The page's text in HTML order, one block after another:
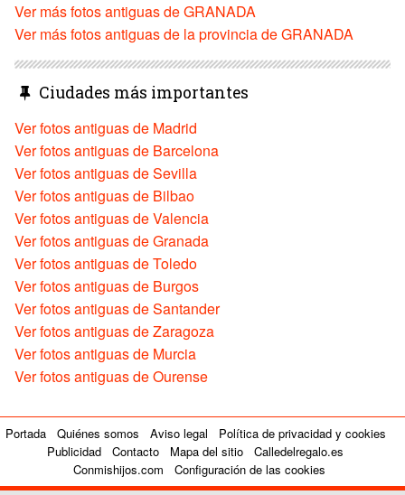
Ver más fotos antiguas de GRANADA
Ver más fotos antiguas de la provincia de GRANADA
Ciudades más importantes
Ver fotos antiguas de Madrid
Ver fotos antiguas de Barcelona
Ver fotos antiguas de Sevilla
Ver fotos antiguas de Bilbao
Ver fotos antiguas de Valencia
Ver fotos antiguas de Granada
Ver fotos antiguas de Toledo
Ver fotos antiguas de Burgos
Ver fotos antiguas de Santander
Ver fotos antiguas de Zaragoza
Ver fotos antiguas de Murcia
Ver fotos antiguas de Ourense
Portada Quiénes somos Aviso legal
Política de privacidad y cookies
Publicidad
Contacto Mapa del sitio
Calledelregalo.es
Conmishijos.com
Configuración de las cookies